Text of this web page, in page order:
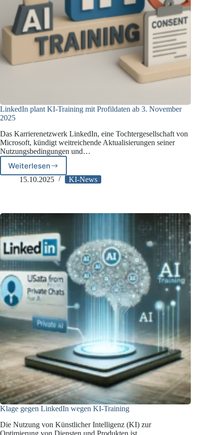
LinkedIn plant KI-Training mit Profildaten ab 3. November
2025
Das Karrierenetzwerk LinkedIn, eine Tochtergesellschaft von
Microsoft, kündigt weitreichende Aktualisierungen seiner
Nutzungsbedingungen und…
Weiterlesen
LinkedIn
plant
Profildaten
3.
November
2025
15.10.2025 KI-News
Klage gegen LinkedIn wegen KI-Training
Die Nutzung von Künstlicher Intelligenz (KI) zur
Optimierung von Diensten und Produkten ist…